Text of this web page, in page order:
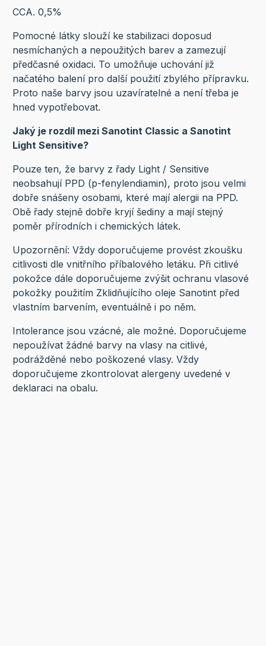
CCA. 0,5%
Pomocné látky slouží ke stabilizaci doposud
nesmíchaných a nepoužitých barev a zamezují
předčasné oxidaci. To umožňuje uchování již
načatého balení pro další použití zbylého přípravku.
Proto naše barvy jsou uzavíratelné a není třeba je
hned vypotřebovat.
Jaký je rozdíl mezi Sanotint Classic a Sanotint
Light Sensitive?
Pouze ten, že barvy z řady Light / Sensitive
neobsahují PPD (p-fenylendiamin), proto jsou velmi
dobře snášeny osobami, které mají alergii na PPD.
Obě řady stejně dobře kryjí šediny a mají stejný
poměr přírodních i chemických látek.
Upozornění: Vždy doporučujeme provést zkoušku
citlivosti dle vnitřního příbalového letáku. Při citlivé
pokožce dále doporučujeme zvýšit ochranu vlasové
pokožky použitím Zklidňujícího oleje Sanotint před
vlastním barvením, eventuálně i po něm.
Intolerance jsou vzácné, ale možné. Doporučujeme
nepoužívat žádné barvy na vlasy na citlivé,
podrážděné nebo poškozené vlasy. Vždy
doporučujeme zkontrolovat alergeny uvedené v
deklaraci na obalu.